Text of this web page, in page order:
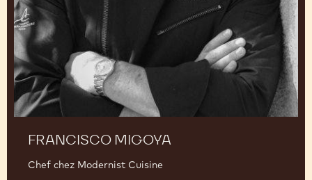
FRANCISCO MIGOYA
Chef chez Modernist Cuisine